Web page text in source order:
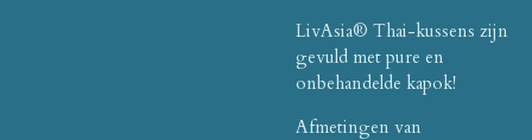
LivAsia® Thai-kussens zijn
gevuld met pure en
onbehandelde kapok!
Afmetingen van